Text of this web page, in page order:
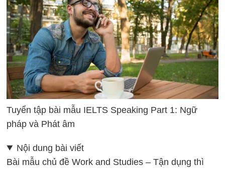
Tuyển tập bài mẫu IELTS Speaking Part 1: Ngữ
pháp và Phát âm
Nội dung bài viết
Bài mẫu chủ đề Work and Studies – Tận dụng thì